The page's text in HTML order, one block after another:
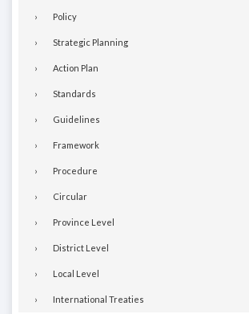
Policy
Strategic Planning
Action Plan
Standards
Guidelines
Framework
Procedure
Circular
Province Level
District Level
Local Level
International Treaties